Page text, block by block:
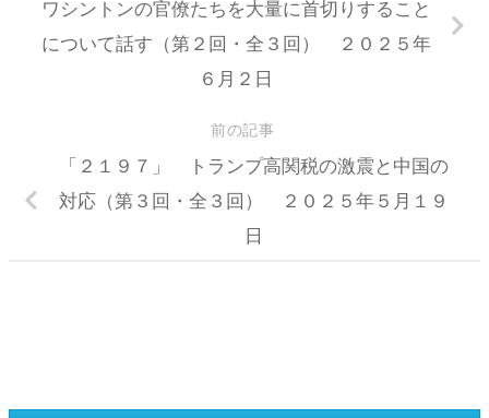
ワシントンの官僚たちを大量に首切りすること
について話す（第２回・全３回） ２０２５年
６月２日
前の記事
「２１９７」 トランプ高関税の激震と中国の
対応（第３回・全３回） ２０２５年５月１９
日